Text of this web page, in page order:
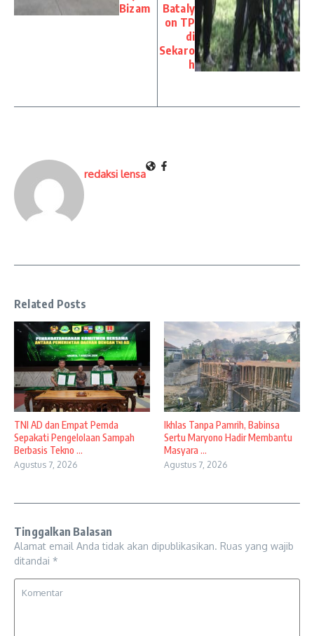
Bizam
Bataly
on TP
di
Sekaro
h
redaksi lensa
Related Posts
TNI AD dan Empat Pemda
Sepakati Pengelolaan Sampah
Berbasis Tekno ...
Agustus 7, 2026
Ikhlas Tanpa Pamrih, Babinsa
Sertu Maryono Hadir Membantu
Masyara ...
Agustus 7, 2026
Tinggalkan Balasan
Alamat email Anda tidak akan dipublikasikan. Ruas yang wajib
ditandai *